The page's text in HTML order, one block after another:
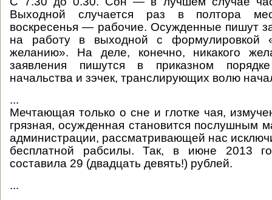
Выходной случается раз в полтора
воскресенья — рабочие. Осужденные пишут
на работу в выходной с формулировкой
желанию». На деле, конечно, никакого
заявления пишутся в приказном
начальства и зэчек, транслирующих волю
...
Мечтающая только о сне и глотке чая,
грязная, осужденная становится послушным
администрации, рассматривающей нас
бесплатной рабсилы. Так, в июне 2013
составила 29 (двадцать девять!) рублей.
...